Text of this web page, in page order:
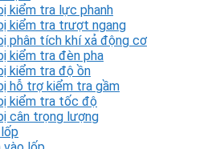
kiểm tra lực phanh
kiểm tra trượt ngang
phân tích khí xả động cơ
kiểm tra đèn pha
kiểm tra độ ồn
hỗ trợ kiểm tra gầm
kiểm tra tốc độ
cân trọng lượng